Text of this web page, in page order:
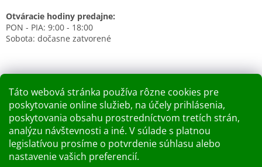
Táto webová stránka používa rôzne cookies pre
poskytovanie online služieb, na účely prihlásenia,
poskytovania obsahu prostredníctvom tretích strán,
analýzu návštevnosti a iné. V súlade s platnou
legislatívou prosíme o potvrdenie súhlasu alebo
nastavenie vašich preferencií.
Otváracie hodiny predajne:
PON - PIA: 9:00 - 18:00
Sobota: dočasne zatvorené
Nákupný košík
0KS / 0 €